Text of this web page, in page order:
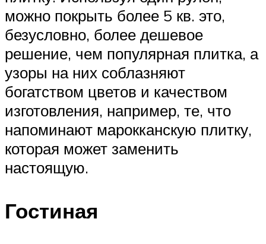
можно покрыть более 5 кв. это,
безусловно, более дешевое
решение, чем популярная плитка, а
узоры на них соблазняют
богатством цветов и качеством
изготовления, например, те, что
напоминают марокканскую плитку,
которая может заменить
настоящую.
Гостиная